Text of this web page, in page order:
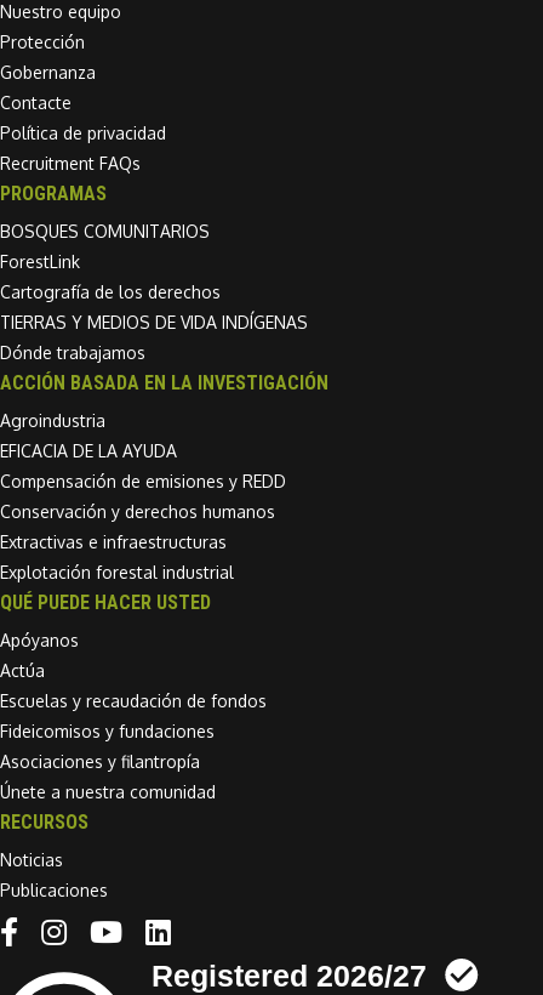
Nuestro equipo
Protección
Gobernanza
Contacte
Política de privacidad
Recruitment FAQs
PROGRAMAS
BOSQUES COMUNITARIOS
ForestLink
Cartografía de los derechos
TIERRAS Y MEDIOS DE VIDA INDÍGENAS
Dónde trabajamos
ACCIÓN BASADA EN LA INVESTIGACIÓN
Agroindustria
EFICACIA DE LA AYUDA
Compensación de emisiones y REDD
Conservación y derechos humanos
Extractivas e infraestructuras
Explotación forestal industrial
QUÉ PUEDE HACER USTED
Apóyanos
Actúa
Escuelas y recaudación de fondos
Fideicomisos y fundaciones
Asociaciones y filantropía
Únete a nuestra comunidad
RECURSOS
Noticias
Publicaciones
Linkedin link